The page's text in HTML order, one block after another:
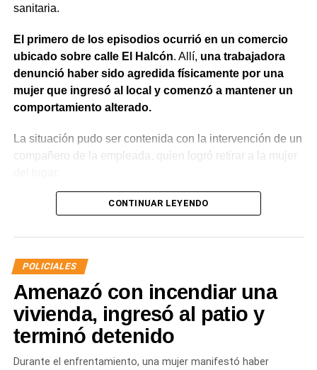
sanitaria.
El primero de los episodios ocurrió en un comercio
ubicado sobre calle El Halcón. Allí, una trabajadora
denunció haber sido agredida físicamente por una
mujer que ingresó al local y comenzó a mantener un
comportamiento alterado.
La situación pudo ser contenida con la intervención de un
compañero de la empleada, quien logró retirar a la mujer
la Policía recibió otra denuncia
Juan. Según se informó, la misma mujer habría
mediante una patada.
Ante la sucesión de situaciones, intervino personal
policial y se dio participación a las autoridades
correspondientes para avanzar con la asistencia
CONTINUAR LEYENDO
POLICIALES
Amenazó con incendiar una
vivienda, ingresó al patio y
terminó detenido
Durante el enfrentamiento, una mujer manifestó haber